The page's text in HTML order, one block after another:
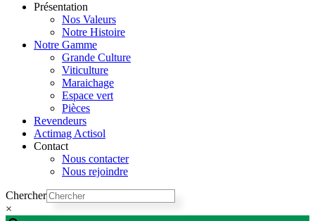
Présentation
Nos Valeurs
Notre Histoire
Notre Gamme
Grande Culture
Viticulture
Maraichage
Espace vert
Pièces
Revendeurs
Actimag Actisol
Contact
Nous contacter
Nous rejoindre
Chercher
×